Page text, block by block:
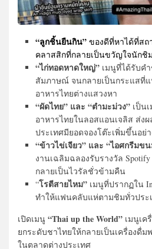
“ลูกชิ้นยืนกิน” ของดีที่หาได้ที่สถ
คลาสสิกที่กลายเป็นขวัญใจนักชิ
“ไก่ทอดหาดใหญ่” เมนูที่ได้รับค
สัมภาษณ์ จนกลายเป็นกระแสที่
อาหารไทยต่างแสวงหา
“ผัดไทย” และ “ตำมะม่วง” เป็น
อาหารไทยในลอสแอนเจลิส ส่ง
ประเทศมียอดจองโต๊ะเพิ่มขึ้นอย่า
“ข้าวไข่เจียว” และ “ไอศกรีมข
งานเฉลิมฉลองรับรางวัล Spotify
กลายเป็นไวรัลชั่วข้ามคืน
“โรตีสายไหม” เมนูที่ปรากฏใน
ทำให้แฟนคลับแห่ตามชิมทั่วประ
เปิดเมนู “Thai up the World” เมนูเค
ยกระดับชาไทยให้กลายเป็นเครื่องดื่ม
ในตลาดต่างประเทศ